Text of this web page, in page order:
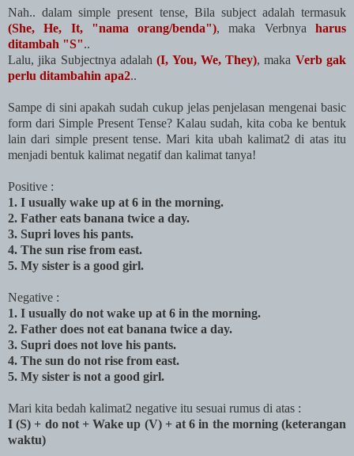
Nah.. dalam simple present tense, Bila subject adalah termasuk
(She, He, It, "nama orang/benda"), maka Verbnya harus
ditambah "S"..
Lalu, jika Subjectnya adalah(I, You, We, They), maka Verb gak
perlu ditambahin apa2..
Sampe di sini apakah sudah cukup jelas penjelasan mengenai basic
form dari Simple Present Tense? Kalau sudah, kita coba ke bentuk
lain dari simple present tense. Mari kita ubah kalimat2 di atas itu
menjadi bentuk kalimat negatif dan kalimat tanya!
Positive :
1. I usually wake up at 6 in the morning.
2. Father eats banana twice a day.
3. Supri loves his pants.
4. The sun rise from east.
5. My sister is a good girl.
Negative :
1. I usually do not wake up at 6 in the morning.
2. Father does not eat banana twice a day.
3. Supri does not love his pants.
4. The sun do not rise from east.
5. My sister is not a good girl.
Mari kita bedah kalimat2 negative itu sesuai rumus di atas :
I (S) + do not + Wake up (V) + at 6 in the morning (keterangan
waktu)